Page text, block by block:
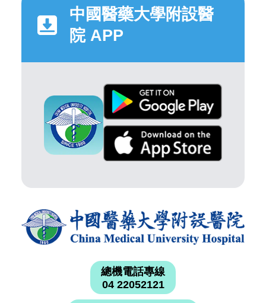
中國醫藥大學附設醫
院 APP
總機電話專線
04 22052121